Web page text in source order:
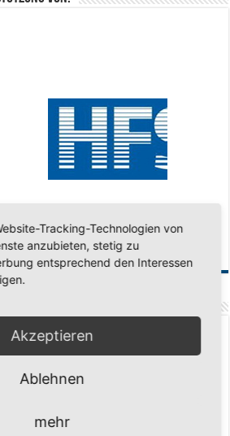
Sommerferien – wir bleiben fit!
Vize-Europameister 2026
Tracking-Technologien von
anzubieten, stetig zu
entsprechend den Interessen
Akzeptieren
Ablehnen
mehr